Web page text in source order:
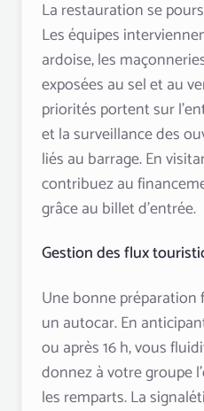
La restauration se
Les équipes
ardoise, les
exposées au sel et au
priorités portent sur
et la surveillance des
liés au barrage. En
contribuez au
grâce au billet d’entrée.
Gestion des flux
Une bonne
un autocar. En
ou après 16 h, vous
donnez à votre groupe
les remparts. La